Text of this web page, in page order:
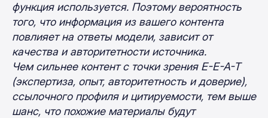
функция используется. Поэтому вероятность
того, что информация из вашего контента
повлияет на ответы модели, зависит от
качества и авторитетности источника.
Чем сильнее контент с точки зрения E-E-A-T
(экспертиза, опыт, авторитетность и доверие),
ссылочного профиля и цитируемости, тем выше
шанс, что похожие материалы будут